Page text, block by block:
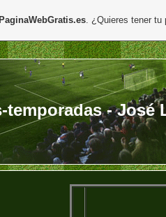
- José
PaginaWebGratis.es. ¿Quieres tener tu